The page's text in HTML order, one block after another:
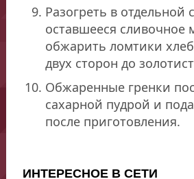
Разогреть в отдельной
оставшееся сливочное
обжарить ломтики
двух сторон до
Обжаренные гренки
сахарной пудрой и
после приготовления.